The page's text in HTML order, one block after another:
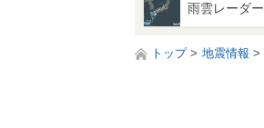
雨雲レーダー
トップ 地震情報